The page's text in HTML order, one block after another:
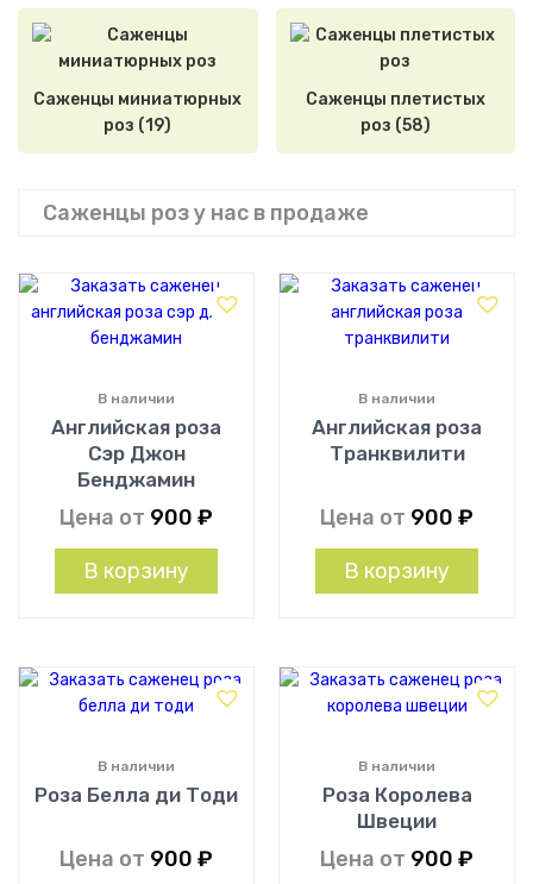
Саженцы миниатюрных
роз (19)
Саженцы плетистых
роз (58)
Саженцы роз у нас в продаже
Английская роза
Сэр Джон
Бенджамин
В наличии
Цена от 900 ₽
В корзину
Английская роза
Транквилити
В наличии
Цена от 900 ₽
В корзину
Роза Белла ди Тоди
В наличии
Цена от 900 ₽
Роза Королева
Швеции
В наличии
Цена от 900 ₽